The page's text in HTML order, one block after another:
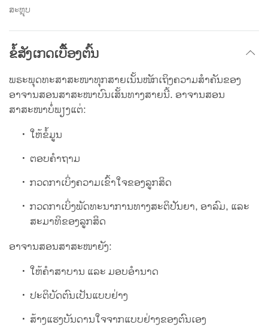
ສະຫຼຸບ
ຂໍ້ສັງເກດເບື້ອງຕົ້ນ
ພຣະພຸດທະສາສະໜາທຸກສາຍເນັ້ນໜັກເຖິງຄວາມສໍາຄັນຂອງ
ອາຈານສອນສາສະໜາບົນເສັ້ນທາງສາຍນີ້. ອາຈານສອນ
ສາສະໜາບໍ່ພຽງແຕ່:
ໃຫ້ຂໍ້ມູນ
ຕອບຄຳຖາມ
ກວດກາເບິ່ງຄວາມເຂົ້າໃຈຂອງລູກສິດ
ກວດກາເບິ່ງພັດທະນາການທາງສະຕິປັນຍາ, ອາລົມ, ແລະ
ສະມາທິຂອງລູກສິດ
ອາຈານສອນສາສະໜາຍັງ:
ໃຫ້ຄໍາສາບານ ແລະ ມອບອຳນາດ
ປະຕິບັດຕົນເປັນແບບຢ່າງ
ສ້າງແຮງບັນດານໃຈຈາກແບບຢ່າງຂອງຕົນເອງ